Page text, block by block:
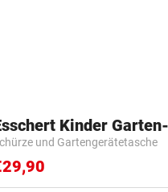
Kinder Garten-
und Gartengerätetasche